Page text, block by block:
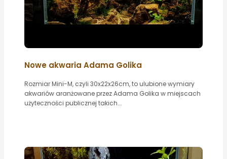
Nowe akwaria Adama Golika
Rozmiar Mini-M, czyli 30x22x26cm, to ulubione wymiary
akwariów aranżowane przez Adama Golika w miejscach
użyteczności publicznej takich...